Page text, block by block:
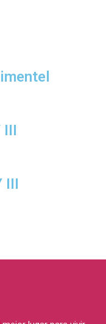
III
III